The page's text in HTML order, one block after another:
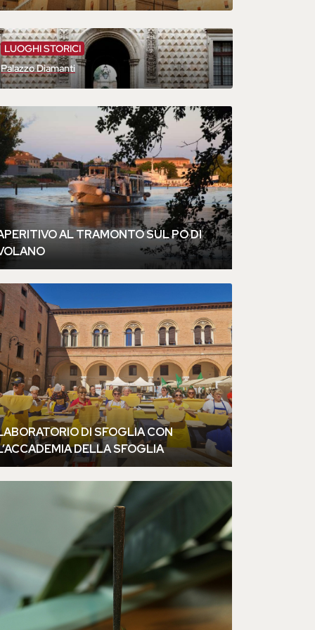
LUOGHI STORICI
Palazzo Diamanti